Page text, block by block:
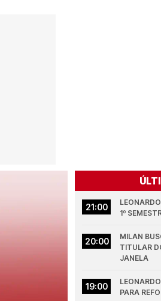
21:00
1º
20:00
MILAN
TITULAR
JANELA
19:00
PARA